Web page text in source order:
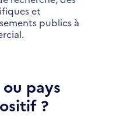
et
publics à
pays
?